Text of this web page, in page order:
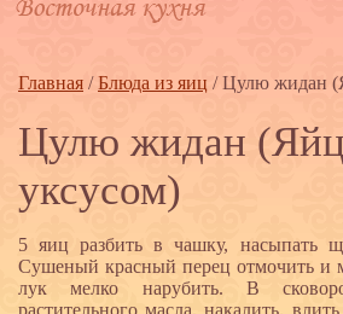
Главная /Блюда из яиц /Цулю жидан
Цулю жидан
уксусом)
5 яиц разбить в чашку, насыпать
Сушеный красный перец отмочить и
лук мелко нарубить. В
растительного масла, накалить,